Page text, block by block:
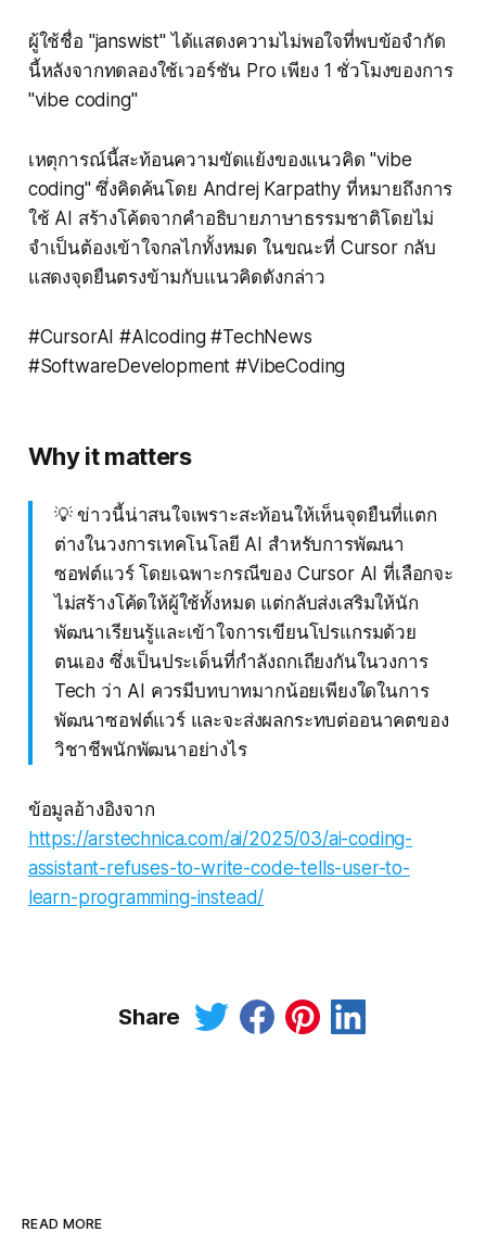
ผู้ใช้ชื่อ "janswist" ได้แสดงความไม่พอใจที่พบข้อจำกัด
นี้หลังจากทดลองใช้เวอร์ชัน Pro เพียง 1 ชั่วโมงของการ
"vibe coding"
เหตุการณ์นี้สะท้อนความขัดแย้งของแนวคิด "vibe
coding" ซึ่งคิดค้นโดย Andrej Karpathy ที่หมายถึงการ
ใช้ AI สร้างโค้ดจากคำอธิบายภาษาธรรมชาติโดยไม่
จำเป็นต้องเข้าใจกลไกทั้งหมด ในขณะที่ Cursor กลับ
แสดงจุดยืนตรงข้ามกับแนวคิดดังกล่าว
#CursorAI #AIcoding #TechNews
#SoftwareDevelopment #VibeCoding
Why it matters
💡 ข่าวนี้น่าสนใจเพราะสะท้อนให้เห็นจุดยืนที่แตก
ต่างในวงการเทคโนโลยี AI สำหรับการพัฒนา
ซอฟต์แวร์ โดยเฉพาะกรณีของ Cursor AI ที่เลือกจะ
ไม่สร้างโค้ดให้ผู้ใช้ทั้งหมด แต่กลับส่งเสริมให้นัก
พัฒนาเรียนรู้และเข้าใจการเขียนโปรแกรมด้วย
ตนเอง ซึ่งเป็นประเด็นที่กำลังถกเถียงกันในวงการ
Tech ว่า AI ควรมีบทบาทมากน้อยเพียงใดในการ
พัฒนาซอฟต์แวร์ และจะส่งผลกระทบต่ออนาคตของ
วิชาชีพนักพัฒนาอย่างไร
ข้อมูลอ้างอิงจาก
https://arstechnica.com/ai/2025/03/ai-coding-
assistant-refuses-to-write-code-tells-user-to-
learn-programming-instead/
Share
READ MORE